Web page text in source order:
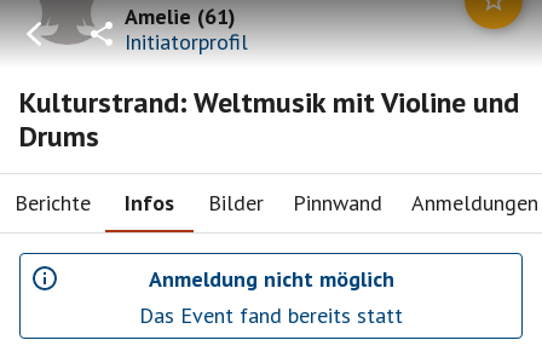
Amelie(61)
Initiatorprofil
Kulturstrand: Weltmusik mit Violine und
Drums
Berichte Infos Bilder Pinnwand Anmeldungen
Anmeldung nicht möglich
Das Event fand bereits statt